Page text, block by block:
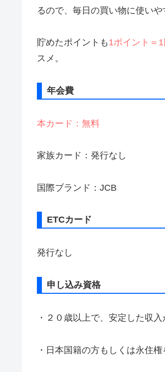
るので、毎日の買い物に使いや
貯めたポイントも 1ポイント＝
スメ。
年会費
本カード：無料
家族カード：発行なし
国際ブランド：JCB
ETCカード
発行なし
申し込み資格
・２０歳以上で、安定した収
・日本国籍の方もしくは永住